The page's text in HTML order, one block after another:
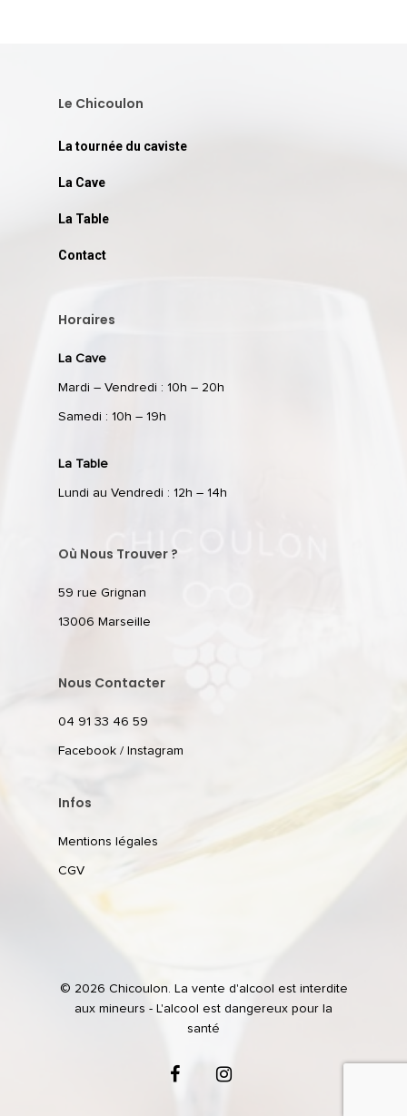
Le Chicoulon
La tournée du caviste
La Cave
La Table
Contact
Horaires
La Cave
Mardi – Vendredi : 10h – 20h
Samedi : 10h – 19h
La Table
Lundi au Vendredi : 12h – 14h
Où Nous Trouver ?
59 rue Grignan
13006 Marseille
Nous Contacter
04 91 33 46 59
Facebook / Instagram
Infos
Mentions légales
CGV
© 2026 Chicoulon. La vente d'alcool est interdite
aux mineurs - L'alcool est dangereux pour la
santé